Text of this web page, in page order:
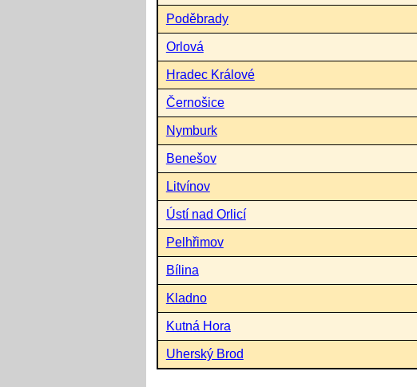
Poděbrady
Orlová
Hradec Králové
Černošice
Nymburk
Benešov
Litvínov
Ústí nad Orlicí
Pelhřimov
Bílina
Kladno
Kutná Hora
Uherský Brod